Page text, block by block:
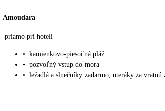
Amoudara
priamo pri hoteli
• kamienkovo-piesočná pláž
• pozvoľný vstup do mora
• ležadlá a slnečníky zadarmo, uteráky za